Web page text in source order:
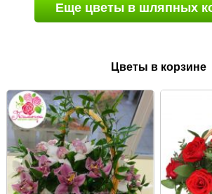
Еще цветы в шляпных
Цветы в корзине